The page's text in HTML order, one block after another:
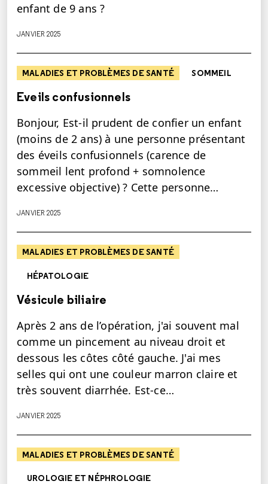
enfant de 9 ans ?
JANVIER 2025
MALADIES ET PROBLÈMES DE SANTÉ SOMMEIL
Eveils confusionnels
Bonjour, Est-il prudent de confier un enfant
(moins de 2 ans) à une personne présentant
des éveils confusionnels (carence de
sommeil lent profond + somnolence
excessive objective) ? Cette personne…
JANVIER 2025
MALADIES ET PROBLÈMES DE SANTÉ
HÉPATOLOGIE
Vésicule biliaire
Après 2 ans de l’opération, j'ai souvent mal
comme un pincement au niveau droit et
dessous les côtes côté gauche. J'ai mes
selles qui ont une couleur marron claire et
très souvent diarrhée. Est-ce…
JANVIER 2025
MALADIES ET PROBLÈMES DE SANTÉ
UROLOGIE ET NÉPHROLOGIE